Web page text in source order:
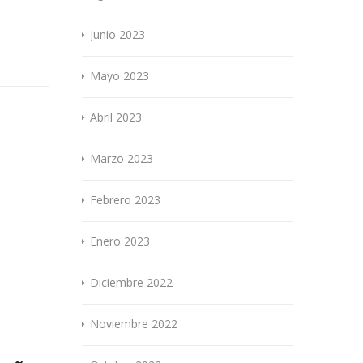
Junio 2023
Mayo 2023
Abril 2023
Marzo 2023
Febrero 2023
Enero 2023
Diciembre 2022
Noviembre 2022